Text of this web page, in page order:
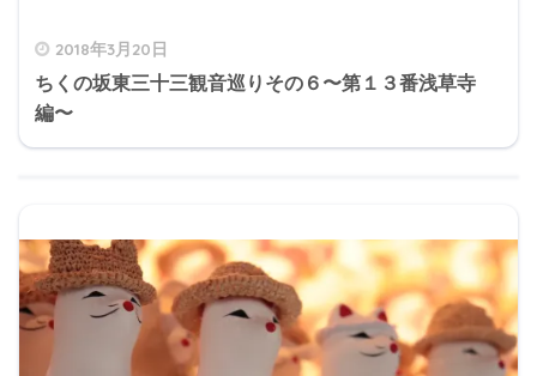
2018年3月20日
ちくの坂東三十三観音巡りその６〜第１３番浅草寺
編〜